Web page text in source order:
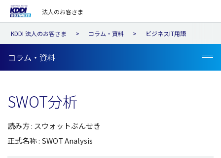
法人のお客さま
KDDI 法人のお客さま コラム・資料 ビジネスIT用語
コラム・資料
SWOT分析
読み方 : スウォットぶんせき
正式名称 : SWOT Analysis